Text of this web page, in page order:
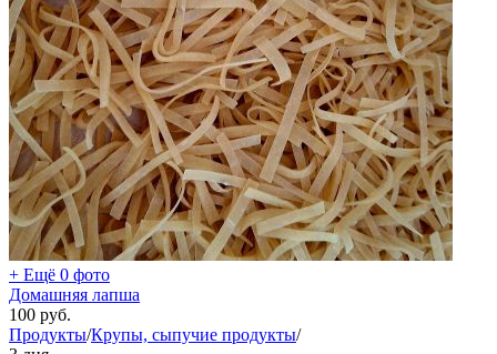
+ Ещё 0 фото
Домашняя лапша
100 руб.
Продукты/Крупы, сыпучие продукты/